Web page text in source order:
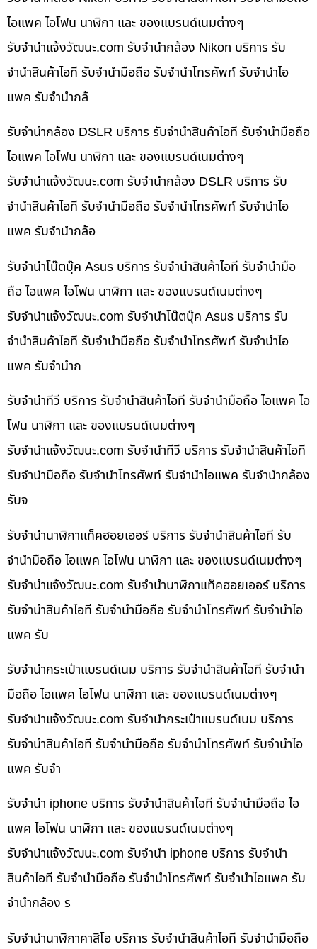
ไอแพค ไอโฟน นาฬิกา และ ของแบรนด์เนมต่างๆ
รับจํานําแจ้งวัฒนะ.com รับจำนำกล้อง Nikon บริการ รับ
จำนำสินค้าไอที รับจำนำมือถือ รับจำนำโทรศัพท์ รับจำนำไอ
แพค รับจำนำกล้
รับจำนำกล้อง DSLR บริการ รับจำนำสินค้าไอที รับจำนำมือถือ
ไอแพค ไอโฟน นาฬิกา และ ของแบรนด์เนมต่างๆ
รับจํานําแจ้งวัฒนะ.com รับจำนำกล้อง DSLR บริการ รับ
จำนำสินค้าไอที รับจำนำมือถือ รับจำนำโทรศัพท์ รับจำนำไอ
แพค รับจำนำกล้อ
รับจำนำโน๊ตบุ๊ค Asus บริการ รับจำนำสินค้าไอที รับจำนำมือ
ถือ ไอแพค ไอโฟน นาฬิกา และ ของแบรนด์เนมต่างๆ
รับจํานําแจ้งวัฒนะ.com รับจำนำโน๊ตบุ๊ค Asus บริการ รับ
จำนำสินค้าไอที รับจำนำมือถือ รับจำนำโทรศัพท์ รับจำนำไอ
แพค รับจำนำก
รับจำนำทีวี บริการ รับจำนำสินค้าไอที รับจำนำมือถือ ไอแพค ไอ
โฟน นาฬิกา และ ของแบรนด์เนมต่างๆ
รับจํานําแจ้งวัฒนะ.com รับจำนำทีวี บริการ รับจำนำสินค้าไอที
รับจำนำมือถือ รับจำนำโทรศัพท์ รับจำนำไอแพค รับจำนำกล้อง
รับจ
รับจำนำนาฬิกาแท็คฮอยเออร์ บริการ รับจำนำสินค้าไอที รับ
จำนำมือถือ ไอแพค ไอโฟน นาฬิกา และ ของแบรนด์เนมต่างๆ
รับจํานําแจ้งวัฒนะ.com รับจำนำนาฬิกาแท็คฮอยเออร์ บริการ
รับจำนำสินค้าไอที รับจำนำมือถือ รับจำนำโทรศัพท์ รับจำนำไอ
แพค รับ
รับจำนำกระเป๋าแบรนด์เนม บริการ รับจำนำสินค้าไอที รับจำนำ
มือถือ ไอแพค ไอโฟน นาฬิกา และ ของแบรนด์เนมต่างๆ
รับจํานําแจ้งวัฒนะ.com รับจำนำกระเป๋าแบรนด์เนม บริการ
รับจำนำสินค้าไอที รับจำนำมือถือ รับจำนำโทรศัพท์ รับจำนำไอ
แพค รับจำ
รับจำนำ iphone บริการ รับจำนำสินค้าไอที รับจำนำมือถือ ไอ
แพค ไอโฟน นาฬิกา และ ของแบรนด์เนมต่างๆ
รับจํานําแจ้งวัฒนะ.com รับจำนำ iphone บริการ รับจำนำ
สินค้าไอที รับจำนำมือถือ รับจำนำโทรศัพท์ รับจำนำไอแพค รับ
จำนำกล้อง ร
รับจำนำนาฬิกาคาสิโอ บริการ รับจำนำสินค้าไอที รับจำนำมือถือ